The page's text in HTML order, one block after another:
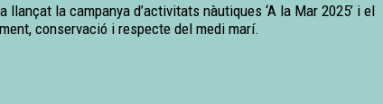
la campanya d’activitats nàutiques ‘A la Mar 2025’ i el
conservació i respecte del medi marí.